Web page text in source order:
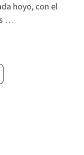
hoyo, con el
…